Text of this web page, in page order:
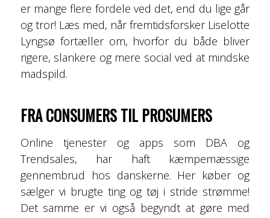
er mange flere fordele ved det, end du lige går
og tror! Læs med, når fremtidsforsker Liselotte
Lyngsø fortæller om, hvorfor du både bliver
rigere, slankere og mere social ved at mindske
madspild.
FRA CONSUMERS TIL PROSUMERS
Online tjenester og apps som DBA og
Trendsales, har haft kæmpemæssige
gennembrud hos danskerne. Her køber og
sælger vi brugte ting og tøj i stride strømme!
Det samme er vi også begyndt at gøre med